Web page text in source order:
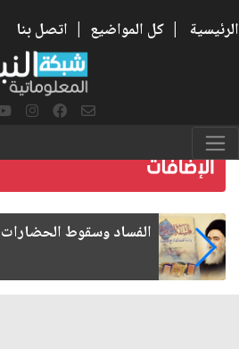
الرئيسية | كل المواضيع | اتصل بنا